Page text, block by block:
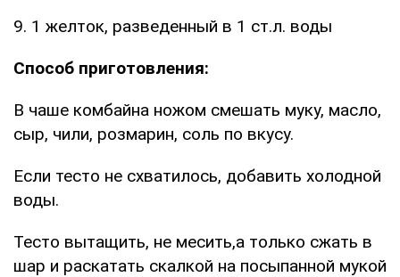
9. 1 желток, разведенный в 1 ст.л. воды
Способ приготовления:
В чаше комбайна ножом смешать муку, масло,
сыр, чили, розмарин, соль по вкусу.
Если тесто не схватилось, добавить холодной
воды.
Тесто вытащить, не месить,а только сжать в
шар и раскатать скалкой на посыпанной мукой